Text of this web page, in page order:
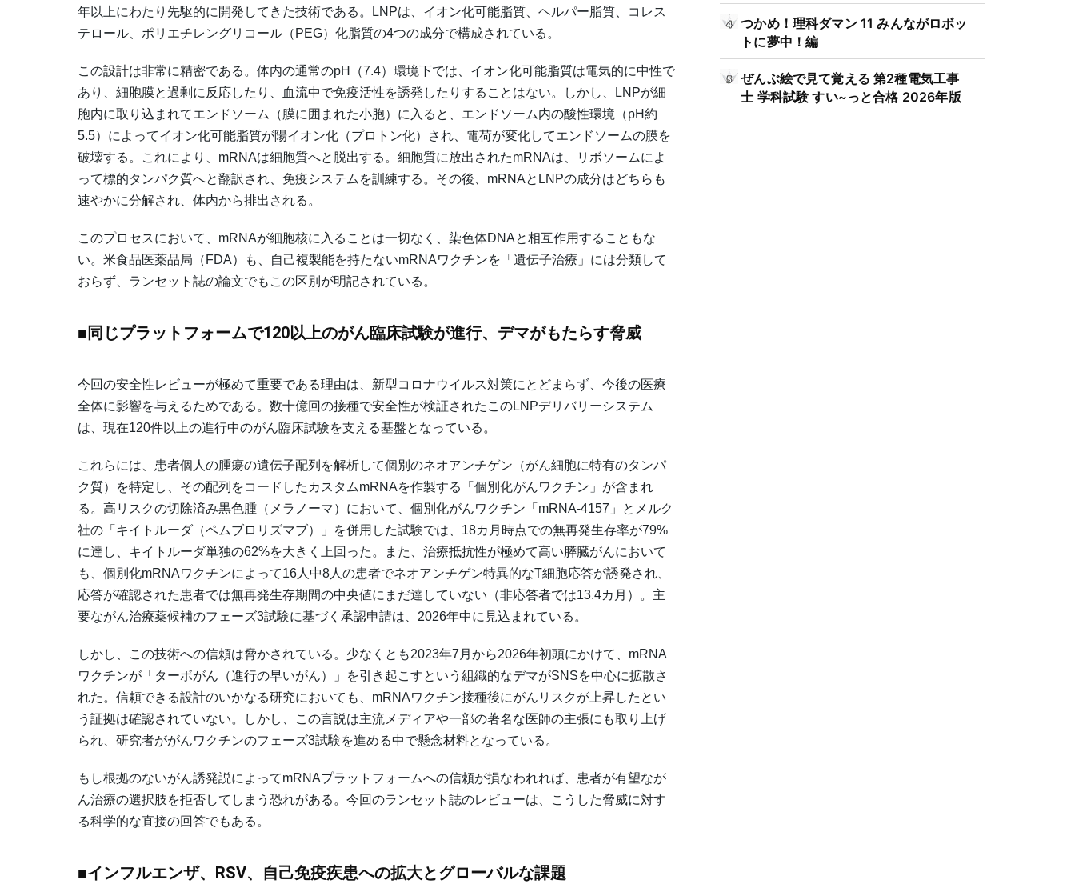
年以上にわたり先駆的に開発してきた技術である。LNPは、イオン化可能脂質、ヘルパー脂質、コレス
テロール、ポリエチレングリコール（PEG）化脂質の4つの成分で構成されている。
この設計は非常に精密である。体内の通常のpH（7.4）環境下では、イオン化可能脂質は電気的に中性で
あり、細胞膜と過剰に反応したり、血流中で免疫活性を誘発したりすることはない。しかし、LNPが細
胞内に取り込まれてエンドソーム（膜に囲まれた小胞）に入ると、エンドソーム内の酸性環境（pH約
5.5）によってイオン化可能脂質が陽イオン化（プロトン化）され、電荷が変化してエンドソームの膜を
破壊する。これにより、mRNAは細胞質へと脱出する。細胞質に放出されたmRNAは、リボソームによ
って標的タンパク質へと翻訳され、免疫システムを訓練する。その後、mRNAとLNPの成分はどちらも
速やかに分解され、体内から排出される。
このプロセスにおいて、mRNAが細胞核に入ることは一切なく、染色体DNAと相互作用することもな
い。米食品医薬品局（FDA）も、自己複製能を持たないmRNAワクチンを「遺伝子治療」には分類して
おらず、ランセット誌の論文でもこの区別が明記されている。
■同じプラットフォームで120以上のがん臨床試験が進行、デマがもたらす脅威
今回の安全性レビューが極めて重要である理由は、新型コロナウイルス対策にとどまらず、今後の医療
全体に影響を与えるためである。数十億回の接種で安全性が検証されたこのLNPデリバリーシステム
は、現在120件以上の進行中のがん臨床試験を支える基盤となっている。
これらには、患者個人の腫瘍の遺伝子配列を解析して個別のネオアンチゲン（がん細胞に特有のタンパ
ク質）を特定し、その配列をコードしたカスタムmRNAを作製する「個別化がんワクチン」が含まれ
る。高リスクの切除済み黒色腫（メラノーマ）において、個別化がんワクチン「mRNA-4157」とメルク
社の「キイトルーダ（ペムブロリズマブ）」を併用した試験では、18カ月時点での無再発生存率が79%
に達し、キイトルーダ単独の62%を大きく上回った。また、治療抵抗性が極めて高い膵臓がんにおいて
も、個別化mRNAワクチンによって16人中8人の患者でネオアンチゲン特異的なT細胞応答が誘発され、
応答が確認された患者では無再発生存期間の中央値にまだ達していない（非応答者では13.4カ月）。主
要ながん治療薬候補のフェーズ3試験に基づく承認申請は、2026年中に見込まれている。
しかし、この技術への信頼は脅かされている。少なくとも2023年7月から2026年初頭にかけて、mRNA
ワクチンが「ターボがん（進行の早いがん）」を引き起こすという組織的なデマがSNSを中心に拡散さ
れた。信頼できる設計のいかなる研究においても、mRNAワクチン接種後にがんリスクが上昇したとい
う証拠は確認されていない。しかし、この言説は主流メディアや一部の著名な医師の主張にも取り上げ
られ、研究者ががんワクチンのフェーズ3試験を進める中で懸念材料となっている。
もし根拠のないがん誘発説によってmRNAプラットフォームへの信頼が損なわれれば、患者が有望なが
ん治療の選択肢を拒否してしまう恐れがある。今回のランセット誌のレビューは、こうした脅威に対す
る科学的な直接の回答でもある。
■インフルエンザ、RSV、自己免疫疾患への拡大とグローバルな課題
つかめ！理科ダマン 11 みんながロボッ
トに夢中！編
ぜんぶ絵で見て覚える 第2種電気工事
士 学科試験 すい~っと合格 2026年版